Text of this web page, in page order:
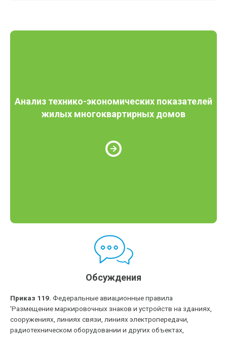
Анализ технико-экономических показателей
жилых многоквартирных домов
Обсуждения
Приказ 119. Федеральные авиационные правила
'Размещение маркировочных знаков и устройств на зданиях,
сооружениях, линиях связи, линиях электропередачи,
радиотехническом оборудовании и других объектах,